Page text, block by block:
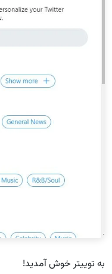
به توییتر خوش آمدید!